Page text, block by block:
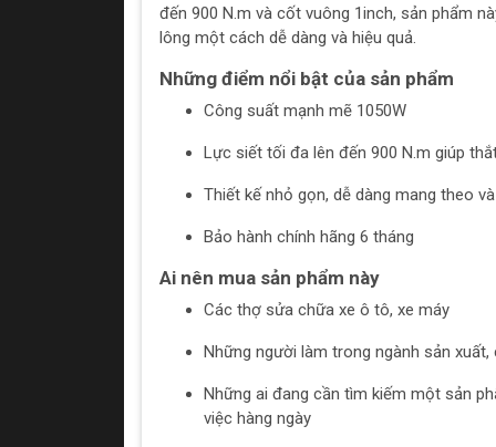
đến 900 N.m và cốt vuông 1inch, sản phẩm
lông một cách dễ dàng và hiệu quả.
Những điểm nổi bật của sản phẩm
Công suất mạnh mẽ 1050W
Lực siết tối đa lên đến 900 N.m giúp
Thiết kế nhỏ gọn, dễ dàng mang theo
Bảo hành chính hãng 6 tháng
Ai nên mua sản phẩm này
Các thợ sửa chữa xe ô tô, xe máy
Những người làm trong ngành sản xuất,
Những ai đang cần tìm kiếm một sản
việc hàng ngày